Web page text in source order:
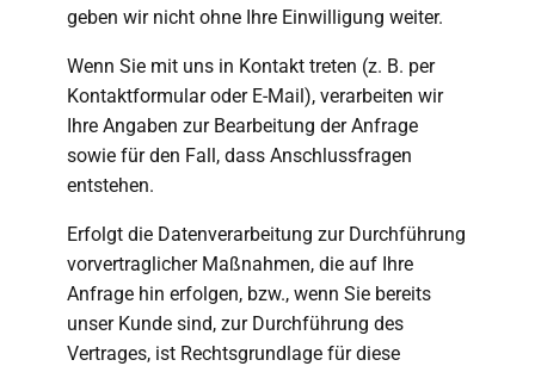
geben wir nicht ohne Ihre Einwilligung weiter.
Wenn Sie mit uns in Kontakt treten (z. B. per
Kontaktformular oder E-Mail), verarbeiten wir
Ihre Angaben zur Bearbeitung der Anfrage
sowie für den Fall, dass Anschlussfragen
entstehen.
Erfolgt die Datenverarbeitung zur Durchführung
vorvertraglicher Maßnahmen, die auf Ihre
Anfrage hin erfolgen, bzw., wenn Sie bereits
unser Kunde sind, zur Durchführung des
Vertrages, ist Rechtsgrundlage für diese